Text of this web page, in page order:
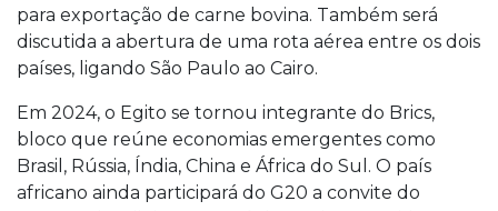
para exportação de carne bovina. Também será
discutida a abertura de uma rota aérea entre os dois
países, ligando São Paulo ao Cairo.
Em 2024, o Egito se tornou integrante do Brics,
bloco que reúne economias emergentes como
Brasil, Rússia, Índia, China e África do Sul. O país
africano ainda participará do G20 a convite do